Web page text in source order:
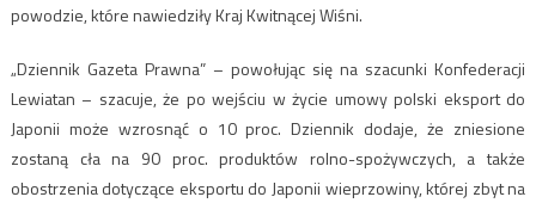
powodzie, które nawiedziły Kraj Kwitnącej Wiśni.
„Dziennik Gazeta Prawna” – powołując się na szacunki Konfederacji
Lewiatan – szacuje, że po wejściu w życie umowy polski eksport do
Japonii może wzrosnąć o 10 proc. Dziennik dodaje, że zniesione
zostaną cła na 90 proc. produktów rolno-spożywczych, a także
obostrzenia dotyczące eksportu do Japonii wieprzowiny, której zbyt na